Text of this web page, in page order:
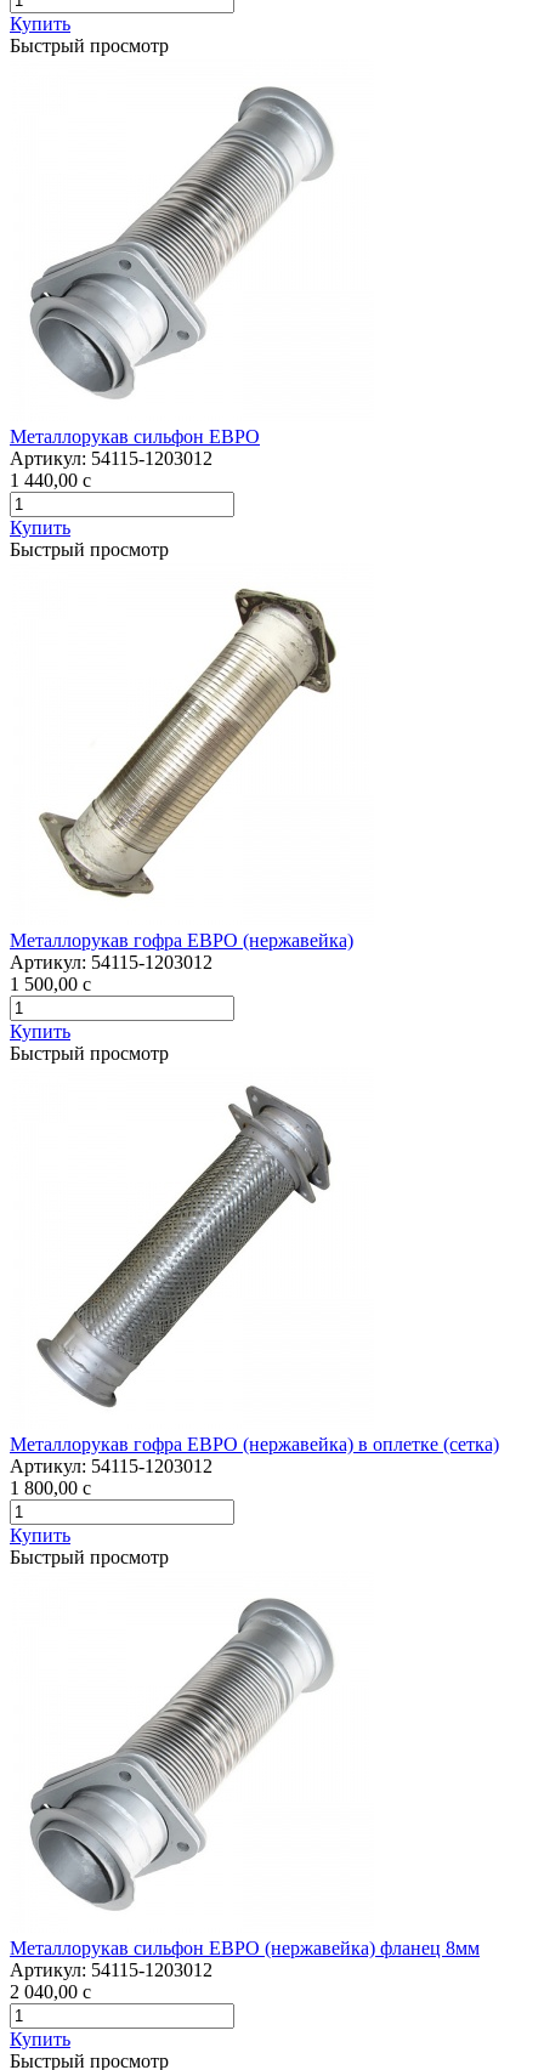
Купить
Быстрый просмотр
Металлорукав сильфон ЕВРО
Артикул: 54115-1203012
1 440,00 c
Купить
Быстрый просмотр
Металлорукав гофра ЕВРО (нержавейка)
Артикул: 54115-1203012
1 500,00 c
Купить
Быстрый просмотр
Металлорукав гофра ЕВРО (нержавейка) в оплетке (сетка)
Артикул: 54115-1203012
1 800,00 c
Купить
Быстрый просмотр
Металлорукав сильфон ЕВРО (нержавейка) фланец 8мм
Артикул: 54115-1203012
2 040,00 c
Купить
Быстрый просмотр